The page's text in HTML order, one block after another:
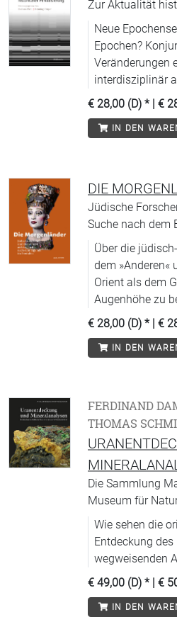
Zur Aktualität
Neue
Epochen?
Veränderungen
interdisziplinär
€ 28,00 (D) * | €
IN DEN
DIE
Jüdische
Suche nach dem
Über die
dem »Anderen«
Orient als dem
Augenhöhe zu
€ 28,00 (D) * | €
IN DEN
FERDINAND
THOMAS
Die Sammlung
Museum für
Wie sehen die
Entdeckung des
wegweisenden
Martin Heinrich
Mineralproben
€ 49,00 (D) * | €
IN DEN